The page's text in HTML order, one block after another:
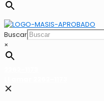
Buscar
×
✕